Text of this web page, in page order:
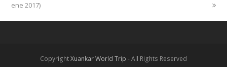
post:
ene 2017)
CopyrightXuankar World Trip - All Rights Reserved